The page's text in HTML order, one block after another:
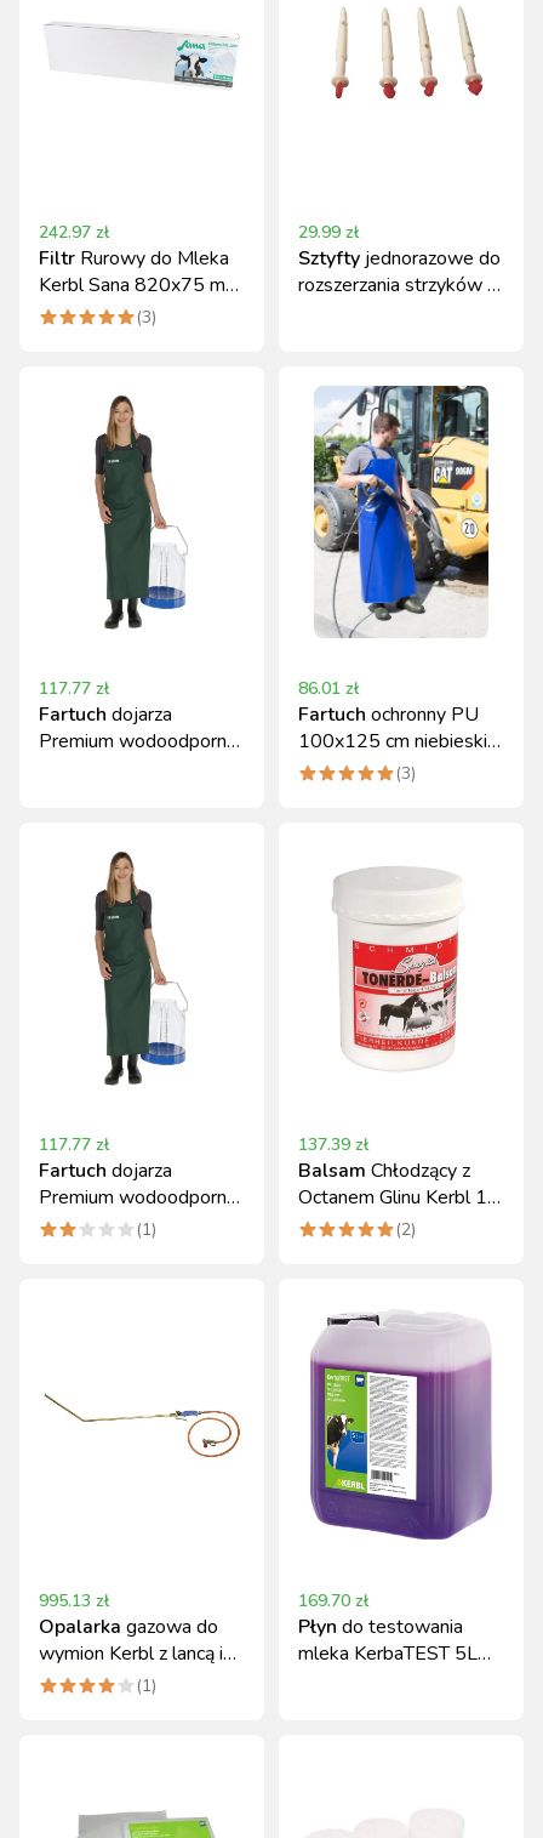
242.97 zł
Filtr Rurowy do Mleka
Kerbl Sana 820x75 mm,
75g, 200 szt.
(3)
29.99 zł
Sztyfty jednorazowe do
rozszerzania strzyków 7
117.77 zł
Fartuch dojarza
Premium wodoodporny
86.01 zł
Fartuch ochronny PU
100x125 cm niebieski
Kerbl do pracy rolniczej
(3)
117.77 zł
Fartuch dojarza
Premium wodoodporny
roz. L 125x118 cm
(1)
137.39 zł
Balsam Chłodzący z
Octanem Glinu Kerbl 1
kg do Pielęgnacji
(2)
995.13 zł
Opalarka gazowa do
wymion Kerbl z lancą i
wężem 1,5 m
(1)
169.70 zł
Płyn do testowania
mleka KerbaTEST 5L